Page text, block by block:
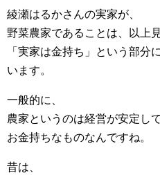
綾瀬はるかさんの実家が、
野菜農家であることは、以上
「実家は金持ち」という部分
います。
一般的に、
農家というのは経営が安定して
お金持ちなものなんですね。
昔は、